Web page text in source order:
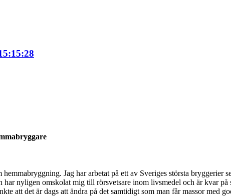
Jag har arbetat på ett av Sveriges största bryggerier
har nyligen omskolat mig till rörsvetsare inom livsmedel och är kvar
att det är dags att ändra på det samtidigt som man får massor med